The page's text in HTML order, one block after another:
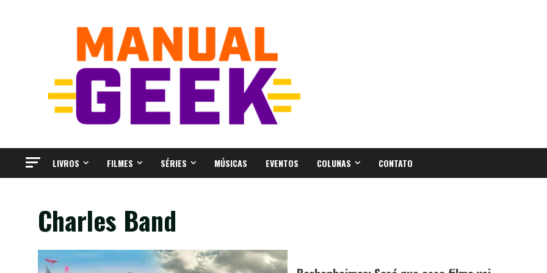
LIVROS FILMES SÉRIES MÚSICAS EVENTOS COLUNAS CONTATO
Charles Band